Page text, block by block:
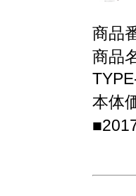
商品
商品
本体